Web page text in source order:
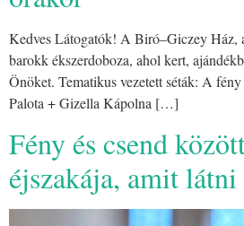
Kedves Látogatók! A Biró–Giczey Ház,
barokk ékszerdoboza, ahol kert,
Önöket. Tematikus vezetett séták: A
Palota + Gizella Kápolna […]
Fény és csend
éjszakája, amit